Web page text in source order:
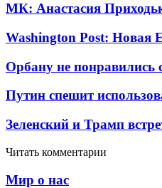
МК: Анастасия
Washington Post: Новая
Орбану не понравились
Путин спешит
Зеленский и Трамп
Читать комментарии
Мир о нас